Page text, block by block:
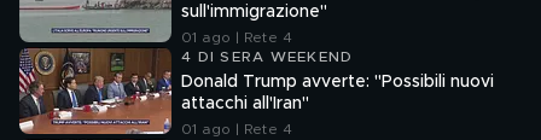
sull'immigrazione"
01 ago | Rete 4
4 DI SERA WEEKEND
Donald Trump avverte: "Possibili nuovi
attacchi all'Iran"
01 ago | Rete 4